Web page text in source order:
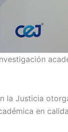
la Justicia
en